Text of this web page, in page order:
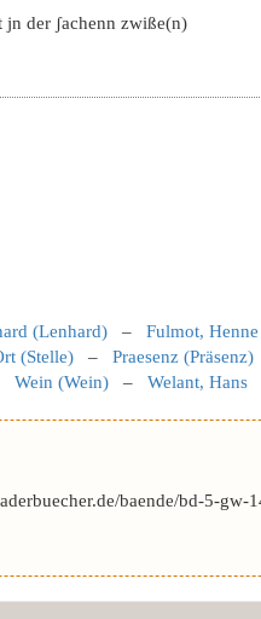
jn der ʃachenn zwiße(n)
(Lenhard) – Fulmot, Henne
(Stelle) – Praesenz (Präsenz)
Wein (Wein) – Welant, Hans
baende/bd-5-